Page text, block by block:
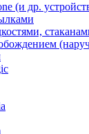
(и др.